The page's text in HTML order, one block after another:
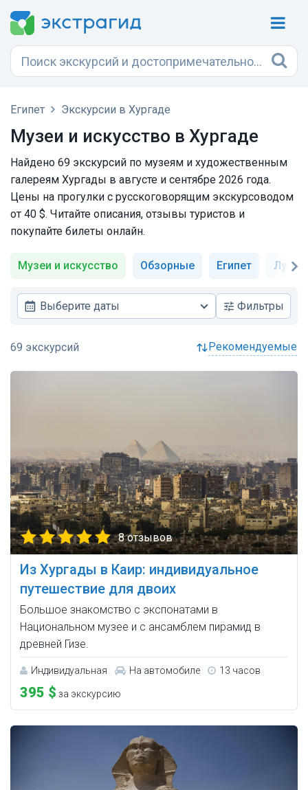
Египет Экскурсии в Хургаде
Музеи и искусство в Хургаде
Найдено 69 экскурсий по музеям и художественным
галереям Хургады в августе и сентябре 2026 года.
Цены на прогулки с русскоговорящим экскурсоводом
от 40 $. Читайте описания, отзывы туристов и
покупайте билеты онлайн.
Музеи и искусство Обзорные Египет
Выберите даты Фильтры
рекомендуемые
8 отзывов
Из Хургады в Каир: индивидуальное
путешествие для двоих
Большое знакомство с экспонатами в
Национальном музее и с ансамблем пирамид в
древней Гизе.
Индивидуальная На автомобиле 13 часов
395 $ за экскурсию